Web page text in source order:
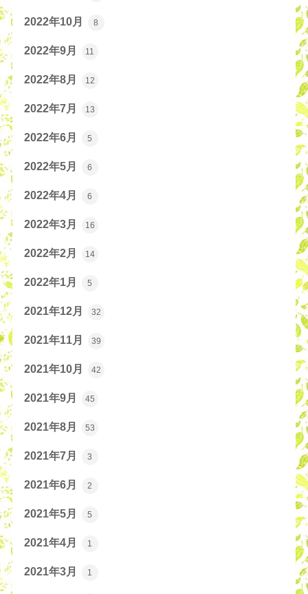
2022年10月 8
2022年9月 11
2022年8月 12
2022年7月 13
2022年6月 5
2022年5月 6
2022年4月 6
2022年3月 16
2022年2月 14
2022年1月 5
2021年12月 32
2021年11月 39
2021年10月 42
2021年9月 45
2021年8月 53
2021年7月 3
2021年6月 2
2021年5月 5
2021年4月 1
2021年3月 1